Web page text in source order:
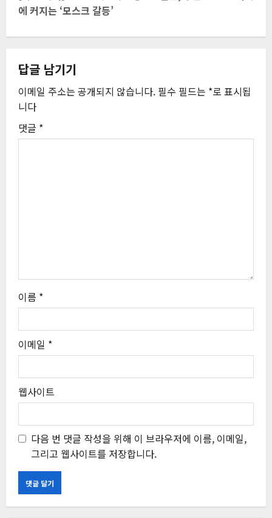
비
이
션
에 커지는 ‘모스크 갈등’
답글 남기기
이메일 주소는 공개되지 않습니다. 필수 필드는 *로 표시됩
니다
댓글 *
이름 *
이메일 *
웹사이트
다음 번 댓글 작성을 위해 이 브라우저에 이름, 이메일,
그리고 웹사이트를 저장합니다.